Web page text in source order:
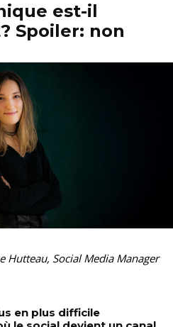
est-il
Spoiler: non
Hutteau, Social Media Manager
en plus difficile